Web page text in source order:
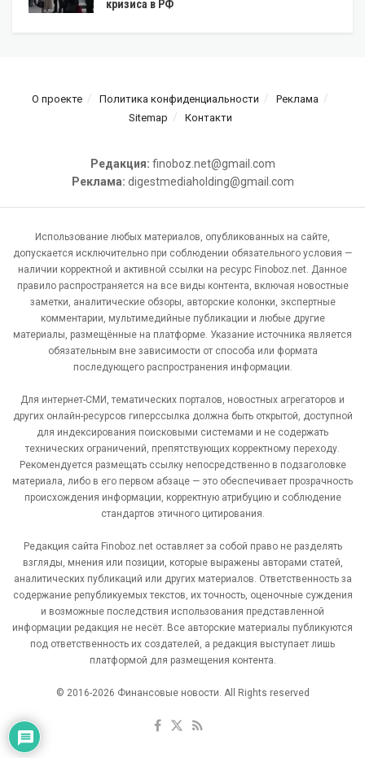
кризиса в РФ
О проекте Политика конфиденциальности
Реклама
Sitemap
Контакти
Редакция: finoboz.net@gmail.com
Реклама: digestmediaholding@gmail.com
Использование любых материалов, опубликованных на сайте,
допускается исключительно при соблюдении обязательного условия —
наличии корректной и активной ссылки на ресурс Finoboz.net. Данное
правило распространяется на все виды контента, включая новостные
заметки, аналитические обзоры, авторские колонки, экспертные
комментарии, мультимедийные публикации и любые другие
материалы, размещённые на платформе. Указание источника является
обязательным вне зависимости от способа или формата
последующего распространения информации.
Для интернет-СМИ, тематических порталов, новостных агрегаторов и
других онлайн-ресурсов гиперссылка должна быть открытой, доступной
для индексирования поисковыми системами и не содержать
технических ограничений, препятствующих корректному переходу.
Рекомендуется размещать ссылку непосредственно в подзаголовке
материала, либо в его первом абзаце — это обеспечивает прозрачность
происхождения информации, корректную атрибуцию и соблюдение
стандартов этичного цитирования.
Редакция сайта Finoboz.net оставляет за собой право не разделять
взгляды, мнения или позиции, которые выражены авторами статей,
аналитических публикаций или других материалов. Ответственность за
содержание републикуемых текстов, их точность, оценочные суждения
и возможные последствия использования представленной
информации редакция не несёт. Все авторские материалы публикуются
под ответственность их создателей, а редакция выступает лишь
платформой для размещения контента.
© 2016-2026 Финансовые новости. All Rights reserved